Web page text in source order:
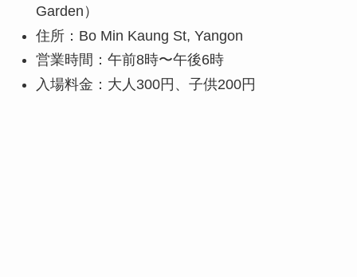
Garden）
住所：Bo Min Kaung St, Yangon
営業時間：午前8時〜午後6時
入場料金：大人300円、子供200円